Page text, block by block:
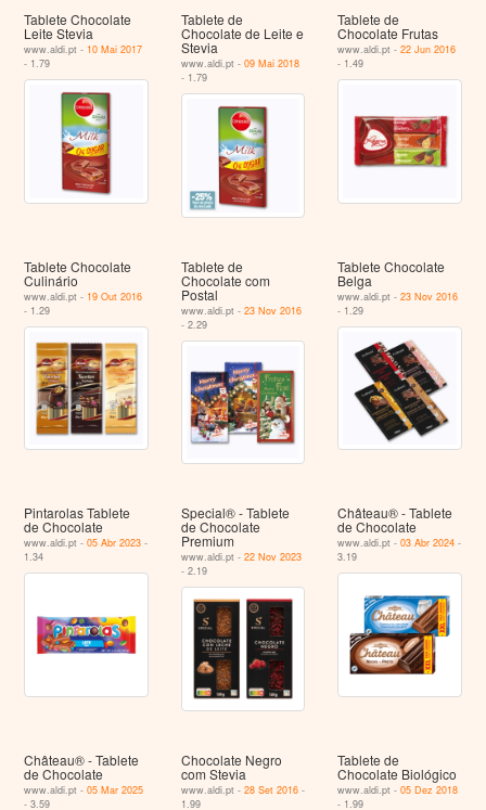
Tablete Chocolate
Leite Stevia
www.aldi.pt - 10 Mai 2017
- 1.79
Tablete de
Chocolate de Leite e
Stevia
www.aldi.pt - 09 Mai 2018
- 1.79
Tablete de
Chocolate Frutas
www.aldi.pt -22 Jun 2016
- 1.49
Tablete Chocolate
Culinário
www.aldi.pt - 19 Out 2016
- 1.29
Tablete de
Chocolate com
Postal
www.aldi.pt - 23 Nov 2016
- 2.29
Tablete Chocolate
Belga
www.aldi.pt -23 Nov 2016
- 1.29
Pintarolas Tablete
de Chocolate
www.aldi.pt -05 Abr 2023 -
1.34
Special® - Tablete
de Chocolate
Premium
www.aldi.pt - 22 Nov 2023
- 2.19
Château® - Tablete
de Chocolate
www.aldi.pt -03 Abr 2024 -
3.19
Château® - Tablete
de Chocolate
www.aldi.pt -05 Mar 2025
- 3.59
Chocolate Negro
com Stevia
www.aldi.pt - 28 Set 2016-
1.99
Tablete de
Chocolate Biológico
www.aldi.pt -05 Dez 2018
- 1.99